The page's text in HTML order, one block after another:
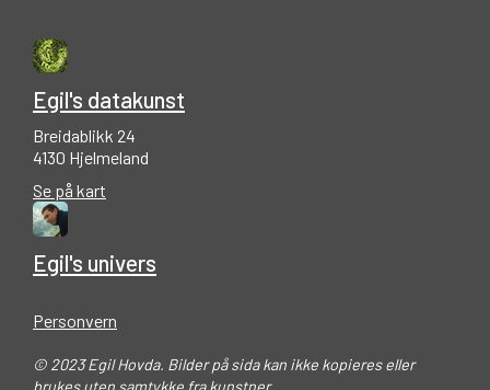
Egil's datakunst
Breidablikk 24
4130 Hjelmeland
Se på kart
Egil's univers
Personvern
© 2023 Egil Hovda. Bilder på sida kan ikke kopieres eller